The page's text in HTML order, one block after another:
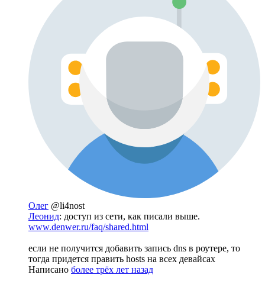
Олег @li4nost
Леонид: доступ из сети, как писали выше.
www.denwer.ru/faq/shared.html
если не получится добавить запись dns в роутере, то
тогда придется править hosts на всех девайсах
Написано более трёх лет назад